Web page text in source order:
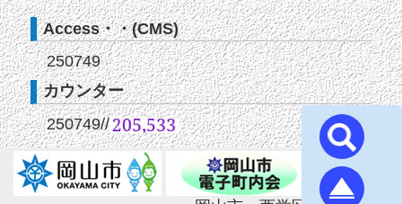
Access・・(CMS)
250749
カウンター
250749//